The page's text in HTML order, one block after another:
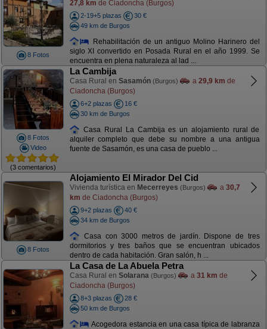
8 Fotos
27,8 km de Ciadoncha (Burgos)
2-19+5 plazas
30 €
49 km de Burgos
Rehabilitación de un antiguo Molino Harinero del
siglo XI convertido en Posada Rural en el año 1999. Se
encuentra en plena naturaleza al lad ...
8 Fotos
Video
(3 comentarios)
La Cambija
Casa Rural en Sasamón (Burgos) a 29,9 km de
Ciadoncha (Burgos)
6+2 plazas
16 €
30 km de Burgos
Casa Rural La Cambija es un alojamiento rural de
alquiler completo que debe su nombre a una antigua
fuente de Sasamón, es una casa de pueblo ...
8 Fotos
Alojamiento El Mirador Del Cid
Vivienda turística en Mecerreyes (Burgos) a 30,7
km de Ciadoncha (Burgos)
9+2 plazas
40 €
34 km de Burgos
Casa con 3000 metros de jardín. Dispone de tres
dormitorios y tres baños que se encuentran ubicados
dentro de cada habitación. Gran salón, h ...
La Casa de La Abuela Petra
Casa Rural en Solarana (Burgos) a 31 km de
Ciadoncha (Burgos)
8+3 plazas
28 €
50 km de Burgos
Acogedora estancia en una casa típica de labranza